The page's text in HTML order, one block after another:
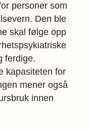
personer som
Den ble
skal følge opp
ferdige.
kapasiteten for
mener også
innen